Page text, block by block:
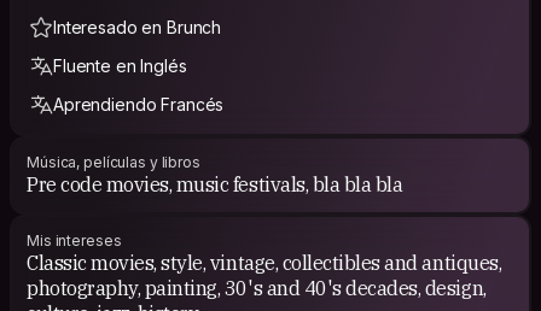
Interesado en Brunch
Fluente en Inglés
Aprendiendo Francés
Música, películas y libros
Pre code movies, music festivals, bla bla bla
Mis intereses
Classic movies, style, vintage, collectibles and antiques,
photography, painting, 30's and 40's decades, design,